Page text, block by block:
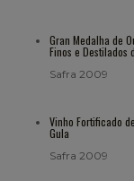
Gran Medalha de
Finos e Destilados
Safra 2009
Vinho Fortificado
Gula
Safra 2009